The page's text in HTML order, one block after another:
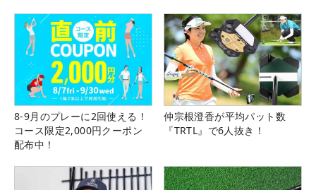
8-9月のプレーに2回使える！
コース限定2,000円クーポン
配布中！
仲宗根澄香が平均パット数
『TRTL』で6人抜き！